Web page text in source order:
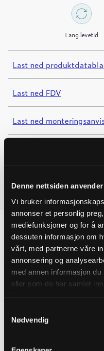
Denne nettsiden
Vi bruker
annonser et personlig
mediefunksjoner og for å
dessuten informasjon om
vårt, med partnerne våre
annonsering og
med annen informasjon du
eller som de har samlet
Nødvendig
Lang levetid
Last ned
Last ned FDV
Last ned
Produktegenskaper
Pakningsinformasjon